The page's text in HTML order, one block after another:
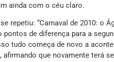
ainda com o céu claro.
repetiu: “Carnaval de 2010: o
de diferença para a
tudo começa de novo a
afirmando que novamente terá